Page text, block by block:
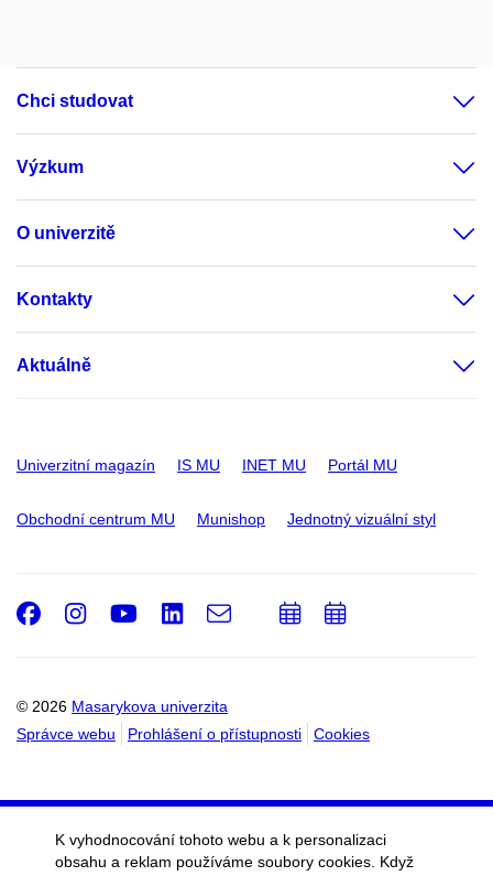
Chci studovat
Výzkum
O univerzitě
Kontakty
Aktuálně
Univerzitní magazín IS MU INET MU Portál MU
Obchodní centrum MU Munishop Jednotný vizuální styl
© 2026 Masarykova univerzita
Správce webu
Prohlášení o přístupnosti Cookies
Facebook
Instagram
Youtube
LinkedIn
e-
PřidatPřidat
K vyhodnocování tohoto webu a k personalizaci
obsahu a reklam používáme soubory cookies. Když